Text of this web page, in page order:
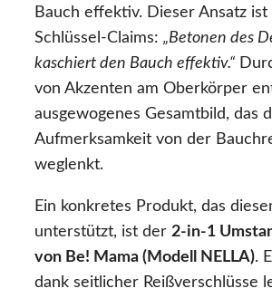
Bauch effektiv. Dieser Ansatz
Schlüssel-Claims: „Betonen des
kaschiert den Bauch effektiv.“
von Akzenten am Oberkörper
ausgewogenes Gesamtbild, das
Aufmerksamkeit von der
weglenkt.
Ein konkretes Produkt, das
unterstützt, ist der 2-in-1
von Be! Mama (Modell NELLA).
dank seitlicher Reißverschlüsse